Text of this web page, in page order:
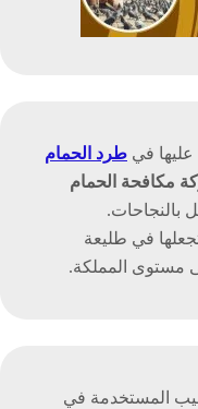
في طرد الحمام
مكافحة الحمام
في طليعة
مستوى المملكة.
المستخدمة في